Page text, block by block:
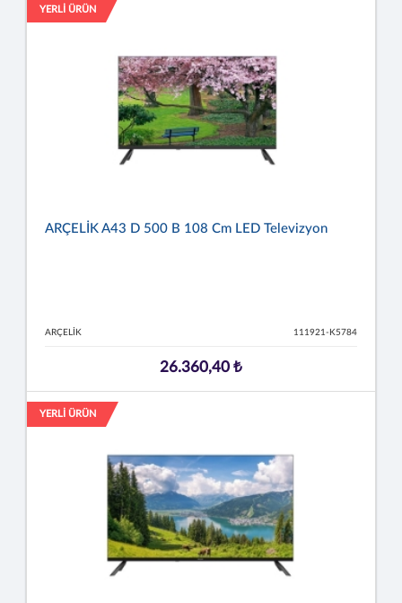
YERLİ ÜRÜN
ARÇELİK A43 D 500 B 108 Cm LED Televizyon
ARÇELİK 111921-K5784
26.360,40 ₺
YERLİ ÜRÜN